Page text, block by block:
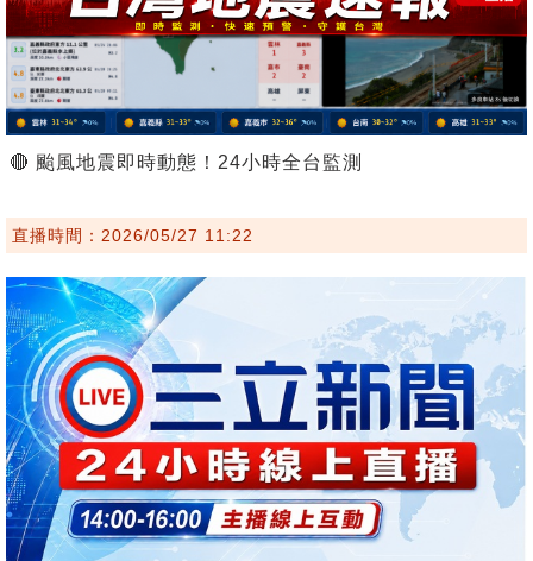
🔴 颱風地震即時動態！24小時全台監測
直播時間：2026/05/27 11:22